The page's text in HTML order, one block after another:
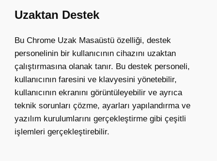
Uzaktan Destek
Bu Chrome Uzak Masaüstü özelliği, destek
personelinin bir kullanıcının cihazını uzaktan
çalıştırmasına olanak tanır. Bu destek personeli,
kullanıcının faresini ve klavyesini yönetebilir,
kullanıcının ekranını görüntüleyebilir ve ayrıca
teknik sorunları çözme, ayarları yapılandırma ve
yazılım kurulumlarını gerçekleştirme gibi çeşitli
işlemleri gerçekleştirebilir.